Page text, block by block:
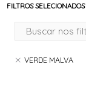
FILTROS SELECIONADOS
VERDE MALVA